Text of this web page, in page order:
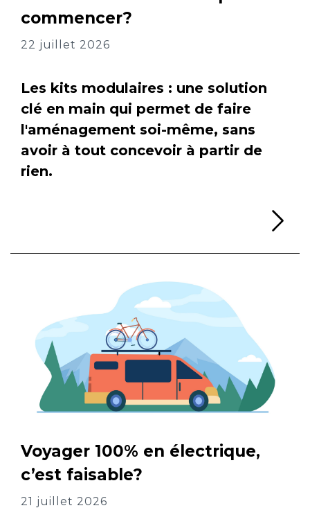
commencer?
22 juillet 2026
Les kits modulaires : une solution
clé en main qui permet de faire
l'aménagement soi-même, sans
avoir à tout concevoir à partir de
rien.
Voyager 100% en électrique,
c’est faisable?
21 juillet 2026